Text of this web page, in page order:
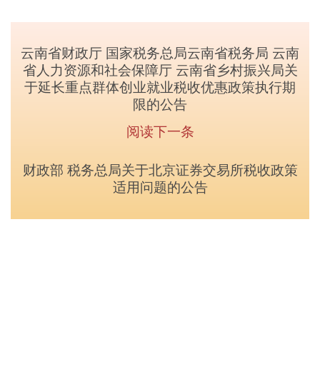
云南省财政厅 国家税务总局云南省税务局 云南
省人力资源和社会保障厅 云南省乡村振兴局关
于延长重点群体创业就业税收优惠政策执行期
限的公告
阅读下一条
财政部 税务总局关于北京证券交易所税收政策
适用问题的公告